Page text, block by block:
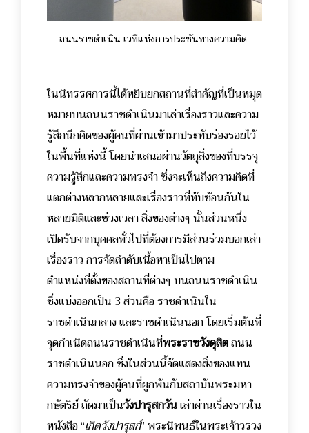
ถนนราชดำเนิน เวทีแห่งการประชันทางความคิด
ในนิทรรศการนี้ได้หยิบยกสถานที่สำคัญที่เป็นหมุด
หมายบนถนนราชดำเนินมาเล่าเรื่องราวและความ
รู้สึกนึกคิดของผู้คนที่ผ่านเข้ามาประทับร่องรอยไว้
ในพื้นที่แห่งนี้ โดยนำเสนอผ่านวัตถุสิ่งของที่บรรจุ
ความรู้สึกและความทรงจำ ซึ่งจะเห็นถึงความคิดที่
แตกต่างหลากหลายและเรื่องราวที่ทับซ้อนกันใน
หลายมิติและช่วงเวลา สิ่งของต่างๆ นั้นส่วนหนึ่ง
เปิดรับจากบุคคลทั่วไปที่ต้องการมีส่วนร่วมบอกเล่า
เรื่องราวการจัดลำดับเนื้อหาเป็นไปตาม
ตำแหน่งที่ตั้งของสถานที่ต่างๆ บนถนนราชดำเนิน
ซึ่งแบ่งออกเป็น 3 ส่วนคือ ราชดำเนินใน
ราชดำเนินกลาง และราชดำเนินนอก โดยเริ่มต้นที่
จุดกำเนิดถนนราชดำเนินที่พระราชวังดุสิตถนน
ราชดำเนินนอก ซึ่งในส่วนนี้จัดแสดงสิ่งของแทน
ความทรงจำของผู้คนที่ผูกพันกับสถาบันพระมหา
กษัตริย์ ถัดมาเป็นวังปารุสกวันเล่าผ่านเรื่องราวใน
หนังสือ “เกิดวังปารุสก์” พระนิพนธ์ในพระเจ้าวรวง